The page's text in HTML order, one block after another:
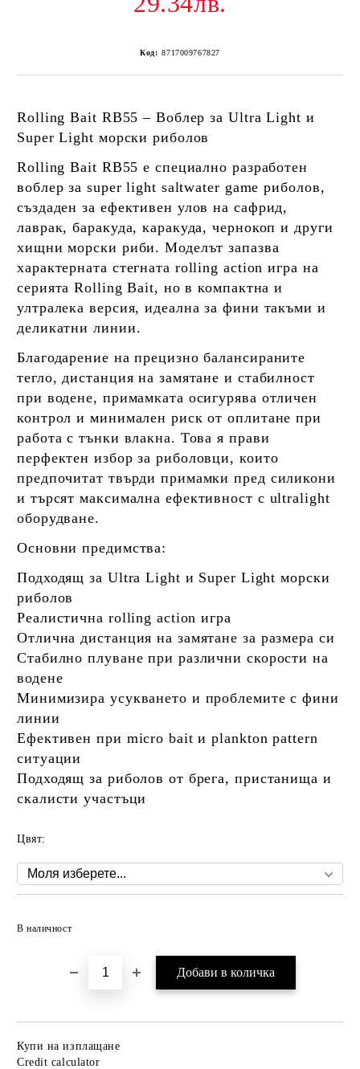
Код: 8717009767827
Rolling Bait RB55 – Воблер за Ultra Light и
Super Light морски риболов
Rolling Bait RB55 е специално разработен
воблер за super light saltwater game риболов,
създаден за ефективен улов на сафрид,
лаврак, баракуда, каракуда, чернокоп и други
хищни морски риби. Моделът запазва
характерната стегната rolling action игра на
серията Rolling Bait, но в компактна и
ултралека версия, идеална за фини такъми и
деликатни линии.
Благодарение на прецизно балансираните
тегло, дистанция на замятане и стабилност
при водене, примамката осигурява отличен
контрол и минимален риск от оплитане при
работа с тънки влакна. Това я прави
перфектен избор за риболовци, които
предпочитат твърди примамки пред силикони
и търсят максимална ефективност с ultralight
оборудване.
Основни предимства:
Подходящ за Ultra Light и Super Light морски
риболов
Реалистична rolling action игра
Отлична дистанция на замятане за размера си
Стабилно плуване при различни скорости на
водене
Минимизира усукването и проблемите с фини
линии
Ефективен при micro bait и plankton pattern
ситуации
Подходящ за риболов от брега, пристанища и
скалисти участъци
Цвят:
В наличност
Купи на изплащане
Credit calculator